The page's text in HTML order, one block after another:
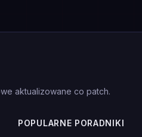
aktualizowane co patch.
POPULARNE PORADNIKI